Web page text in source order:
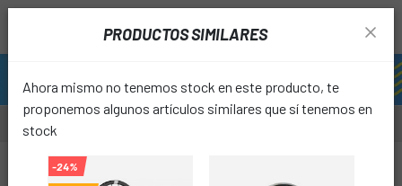
PRODUCTOS SIMILARES
Ahora mismo no tenemos stock en este producto, te
proponemos algunos artículos similares que sí tenemos en
stock
-24%